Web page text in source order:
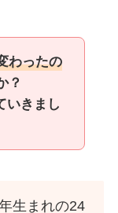
わったの
？
いきまし
生まれの24